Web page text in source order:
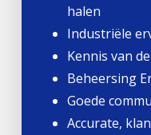
halen
Industriële
Kennis van
Beheersing
Goede
Accurate,